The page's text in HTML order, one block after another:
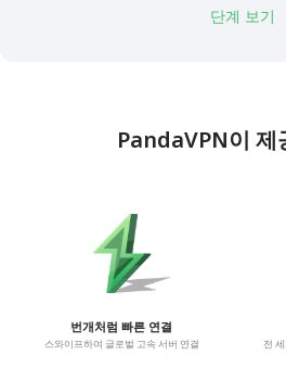
단계 보기
PandaVPN이 제
번개처럼 빠른 연결
스와이프하여 글로벌 고속 서버 연결 전